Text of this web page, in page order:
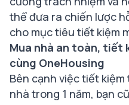
thể đưa ra chiến lược
cho mục tiêu tiết kiệm
Mua nhà an toàn, tiết
cùng OneHousing
Bên cạnh việc tiết
nhà trong 1 năm, bạn